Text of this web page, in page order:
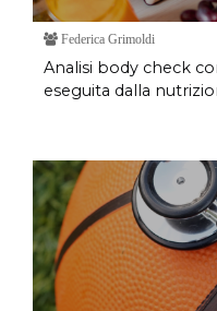
Federica Grimoldi
Analisi body check
eseguita dalla